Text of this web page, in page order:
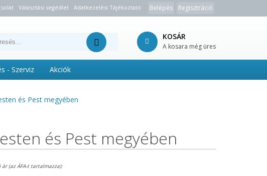
Választási segédlet Adatkezelési Tájékoztató Belépés Regisztráció
KOSÁR
A kosara még üres
- Szerviz Akciók
és Pest megyében
és Pest megyében